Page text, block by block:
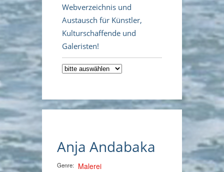
Webverzeichnis und
Austausch für Künstler,
Kulturschaffende und
Galeristen!
Anja Andabaka
Genre: Malerei